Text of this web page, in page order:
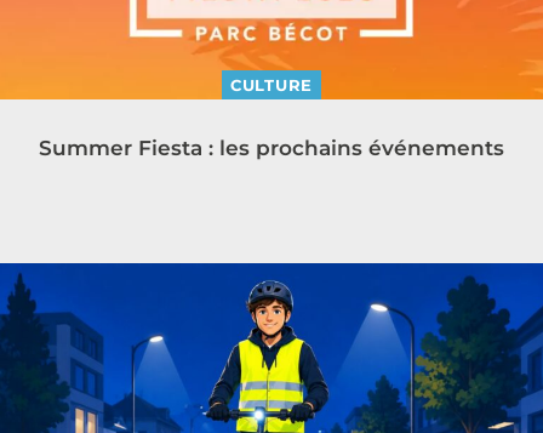
CULTURE
Summer Fiesta : les prochains événements